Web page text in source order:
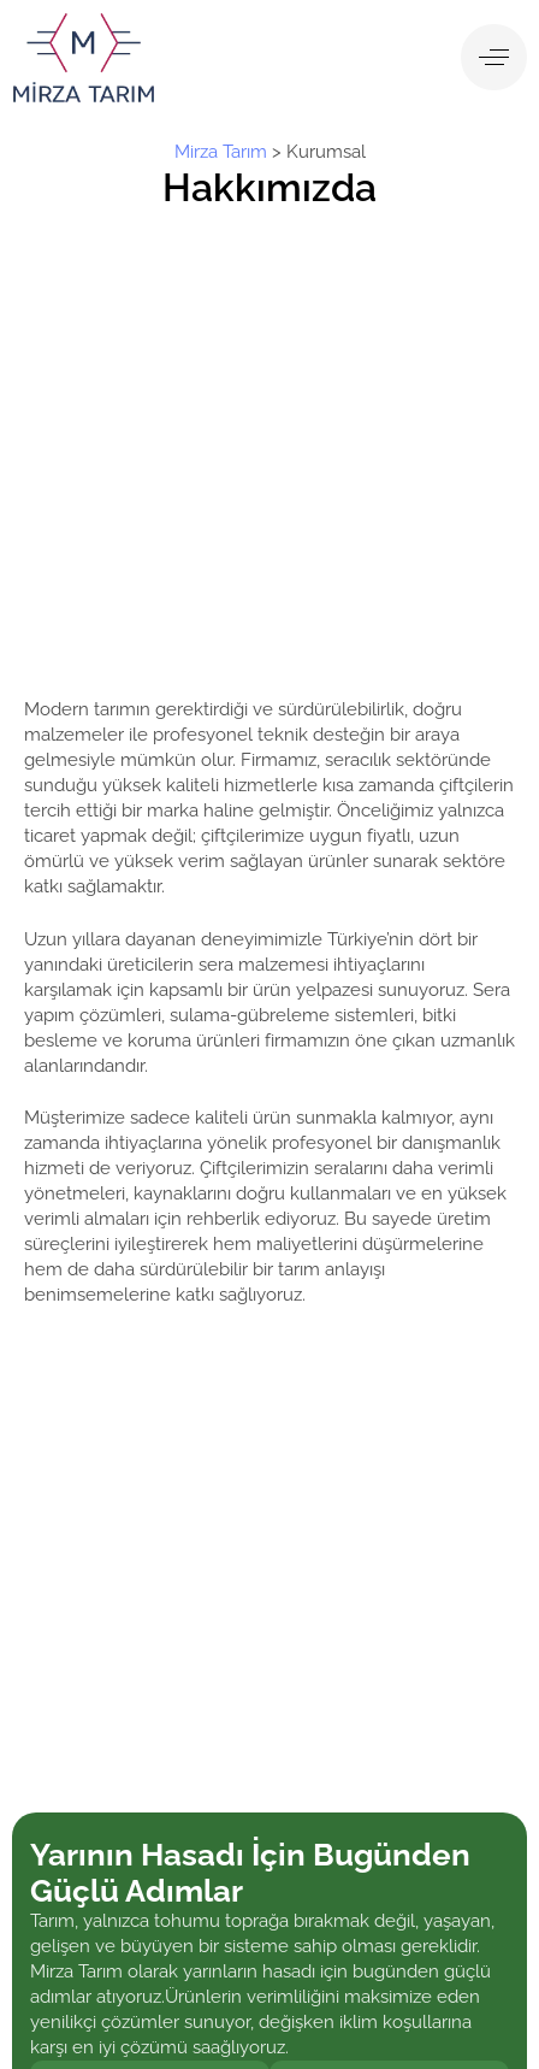
Mirza Tarım > Kurumsal
Hakkımızda
Modern tarımın gerektirdiği ve sürdürülebilirlik, doğru
malzemeler ile profesyonel teknik desteğin bir araya
gelmesiyle mümkün olur. Firmamız, seracılık sektöründe
sunduğu yüksek kaliteli hizmetlerle kısa zamanda çiftçilerin
tercih ettiği bir marka haline gelmiştir. Önceliğimiz yalnızca
ticaret yapmak değil; çiftçilerimize uygun fiyatlı, uzun
ömürlü ve yüksek verim sağlayan ürünler sunarak sektöre
katkı sağlamaktır.
Uzun yıllara dayanan deneyimimizle Türkiye’nin dört bir
yanındaki üreticilerin sera malzemesi ihtiyaçlarını
karşılamak için kapsamlı bir ürün yelpazesi sunuyoruz. Sera
yapım çözümleri, sulama-gübreleme sistemleri, bitki
besleme ve koruma ürünleri firmamızın öne çıkan uzmanlık
alanlarındandır.
Müşterimize sadece kaliteli ürün sunmakla kalmıyor, aynı
zamanda ihtiyaçlarına yönelik profesyonel bir danışmanlık
hizmeti de veriyoruz. Çiftçilerimizin seralarını daha verimli
yönetmeleri, kaynaklarını doğru kullanmaları ve en yüksek
verimli almaları için rehberlik ediyoruz. Bu sayede üretim
süreçlerini iyileştirerek hem maliyetlerini düşürmelerine
hem de daha sürdürülebilir bir tarım anlayışı
benimsemelerine katkı sağlıyoruz.
Yarının Hasadı İçin Bugünden
Güçlü Adımlar
Tarım, yalnızca tohumu toprağa bırakmak değil, yaşayan,
gelişen ve büyüyen bir sisteme sahip olması gereklidir.
Mirza Tarım olarak yarınların hasadı için bugünden güçlü
adımlar atıyoruz.Ürünlerin verimliliğini maksimize eden
yenilikçi çözümler sunuyor, değişken iklim koşullarına
karşı en iyi çözümü saağlıyoruz.